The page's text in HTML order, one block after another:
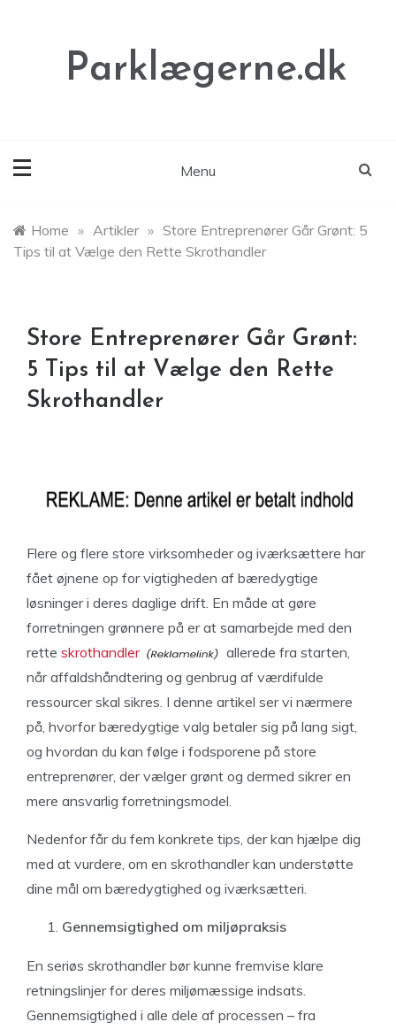
Parklægerne.dk
Menu
Home » Artikler » Store Entreprenører Går Grønt: 5
Tips til at Vælge den Rette Skrothandler
Store Entreprenører Går Grønt:
5 Tips til at Vælge den Rette
Skrothandler
Flere og flere store virksomheder og iværksættere har
fået øjnene op for vigtigheden af bæredygtige
løsninger i deres daglige drift. En måde at gøre
forretningen grønnere på er at samarbejde med den
rette skrothandler
allerede fra starten,
når affaldshåndtering og genbrug af værdifulde
ressourcer skal sikres. I denne artikel ser vi nærmere
på, hvorfor bæredygtige valg betaler sig på lang sigt,
og hvordan du kan følge i fodsporene på store
entreprenører, der vælger grønt og dermed sikrer en
mere ansvarlig forretningsmodel.
Nedenfor får du fem konkrete tips, der kan hjælpe dig
med at vurdere, om en skrothandler kan understøtte
dine mål om bæredygtighed og iværksætteri.
Gennemsigtighed om miljøpraksis
En seriøs skrothandler bør kunne fremvise klare
retningslinjer for deres miljømæssige indsats.
Gennemsigtighed i alle dele af processen – fra